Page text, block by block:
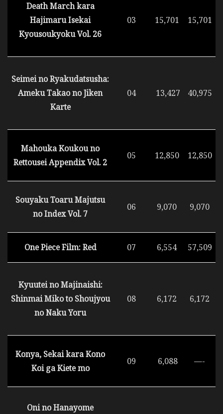
Death March kara
Hajimaru Isekai
Kyousoukyoku Vol. 26
03 15,701 15,701
Seimei no Ryakudatsusha:
Ameku Takao no Jiken
Karte
04 13,427 40,975
Mahouka Koukou no
Rettousei Appendix Vol. 2
05 12,850 12,850
Souyaku Toaru Majutsu
no Index Vol. 7
06 9,070 9,070
One Piece Film: Red 07 6,554 57,509
Kyuutei no Majinaishi:
Shinmai Miko to Shoujyou
no Naku Yoru
08 6,172 6,172
Konya, Sekai kara Kono
Koi ga Kiete mo
09 6,088 —-
Oni no Hanayome